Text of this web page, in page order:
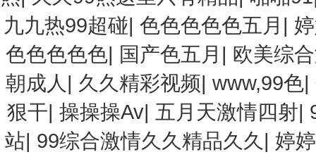
九九热99超碰|色色色色色五月 |
色色色色色| 国产色五月 | 欧美综
朝成人 | 久久精彩视频| www,99色|
狠干| 操操操Av| 五月天激情四射|
站| 99综合激情久久精品久久 | 婷